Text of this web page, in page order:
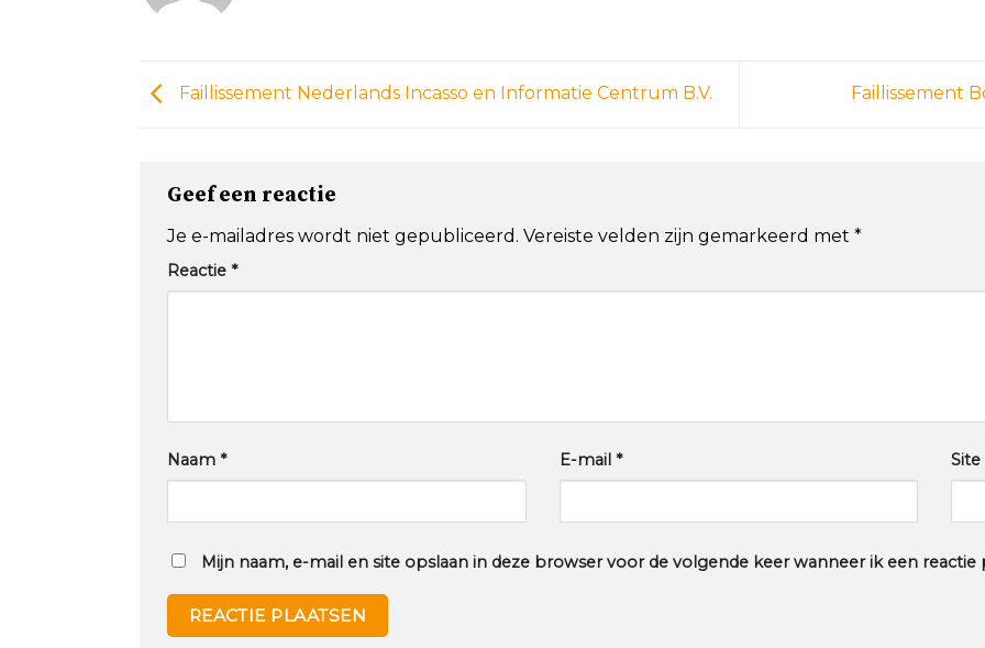
Faillissement Nederlands Incasso en Informatie Centrum B.V. Faillissement
Geef een reactie
Je e-mailadres wordt niet gepubliceerd. Vereiste velden zijn gemarkeerd met *
Reactie *
Naam * E-mail * Site
Mijn naam, e-mail en site opslaan in deze browser voor de volgende keer wanneer ik een reactie